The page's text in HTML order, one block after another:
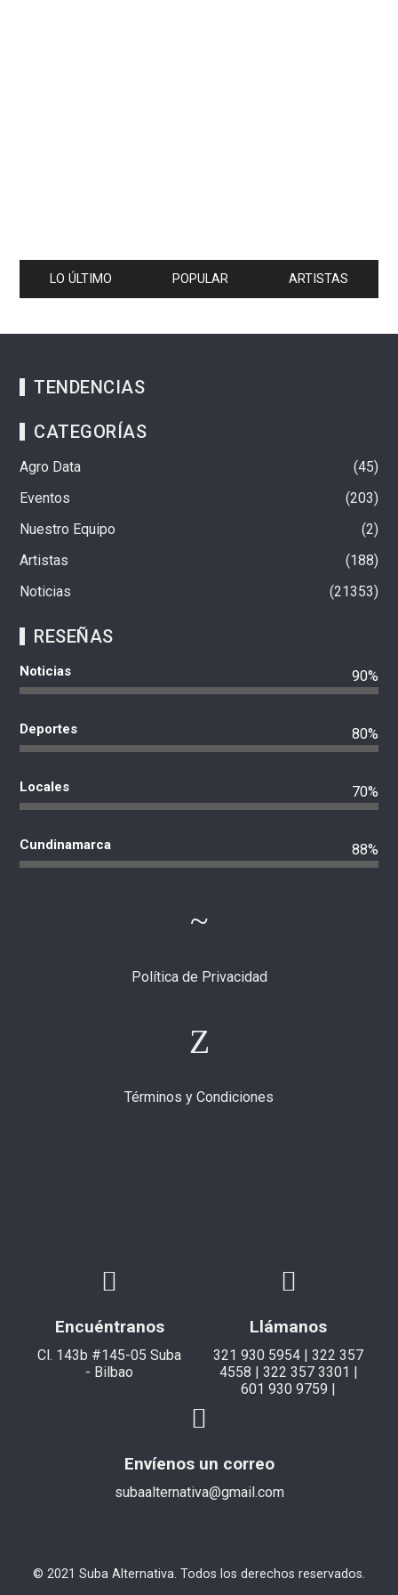
LO ÚLTIMO POPULAR ARTISTAS
TENDENCIAS
CATEGORÍAS
Agro Data
45
Eventos
203
Nuestro Equipo
2
Artistas
188
Noticias
21353
RESEÑAS
Noticias 90%
Deportes 80%
Locales 70%
Cundinamarca 88%
Política de Privacidad
Términos y Condiciones
Encuéntranos
Cl. 143b #145-05 Suba
- Bilbao
Llámanos
321 930 5954 | 322 357
4558 | 322 357 3301 |
601 930 9759 |
Envíenos un correo
subaalternativa@gmail.com
© 2021 Suba Alternativa. Todos los derechos reservados.